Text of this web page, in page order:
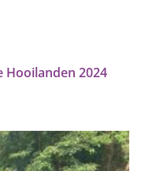
Hooilanden 2024